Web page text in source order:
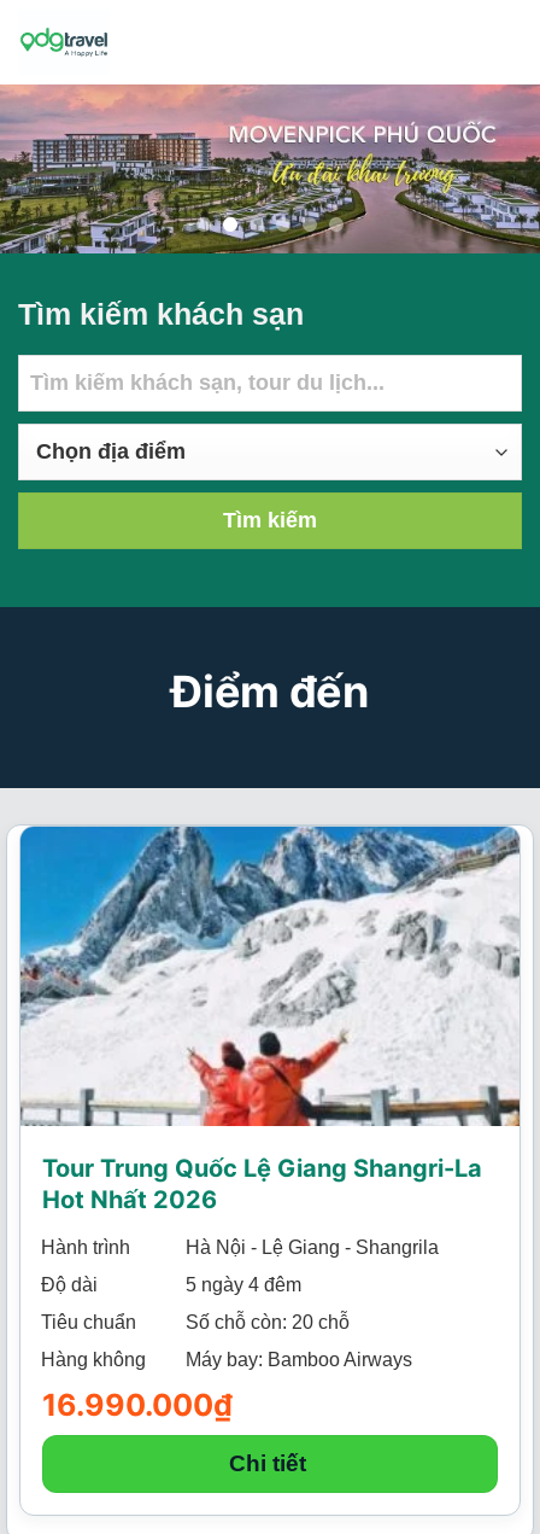
Tìm kiếm khách sạn
Tìm kiếm
Điểm đến
Tour Trung Quốc Lệ Giang Shangri-La
Hot Nhất 2026
Hành trình
Hà Nội - Lệ Giang - Shangrila
Độ dài
5 ngày 4 đêm
Tiêu chuẩn
Số chỗ còn: 20 chỗ
Hàng không
Máy bay: Bamboo Airways
16.990.000₫
Chi tiết